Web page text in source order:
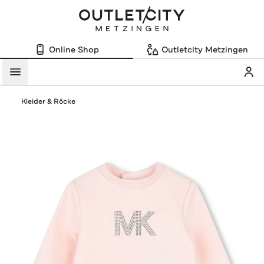
Online Shop Outletcity Metzingen
Menü
Kleider & Röcke